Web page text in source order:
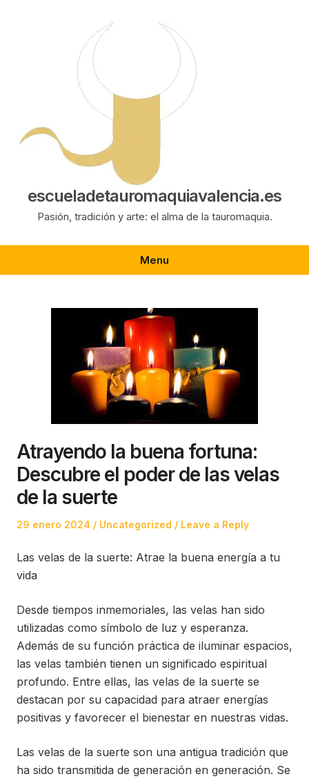
escueladetauromaquiavalencia.es
Pasión, tradición y arte: el alma de la tauromaquia.
Menu
Atrayendo la buena fortuna:
Descubre el poder de las velas
de la suerte
Posted
29 enero 2024
Posted
Uncategorized Leave a Reply
Las velas de la suerte: Atrae la buena energía a tu
vida
Desde tiempos inmemoriales, las velas han sido
utilizadas como símbolo de luz y esperanza.
Además de su función práctica de iluminar espacios,
las velas también tienen un significado espiritual
profundo. Entre ellas, las velas de la suerte se
destacan por su capacidad para atraer energías
positivas y favorecer el bienestar en nuestras vidas.
Las velas de la suerte son una antigua tradición que
ha sido transmitida de generación en generación. Se